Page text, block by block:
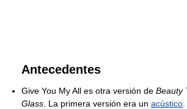
Antecedentes
Give You My All es otra versión de Beauty
Glass . La primera versión era un acústico